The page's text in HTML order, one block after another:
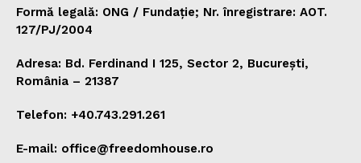
Formă legală: ONG / Fundație; Nr. înregistrare: AOT.
127/PJ/2004
Adresa: Bd. Ferdinand I 125, Sector 2, București,
România – 21387
Telefon: +40.743.291.261
E-mail: office@freedomhouse.ro